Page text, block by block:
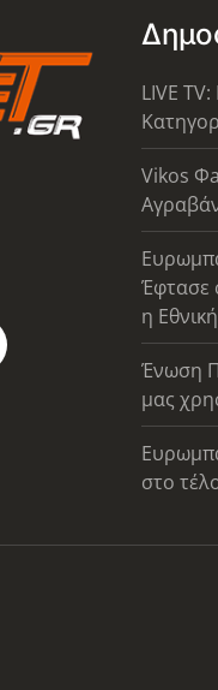
LIVE
Vikos
Έφτασε
η
Ένωση
μας
στο